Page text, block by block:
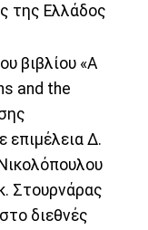
της Ελλάδος
βιβλίου «A
and the
επιμέλεια Δ.
Στουρνάρας
διεθνές